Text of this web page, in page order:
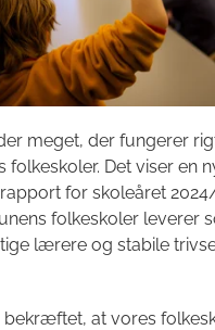
meget, der fungerer
Det viser en
for skoleåret
folkeskoler leverer
lærere og stabile
bekræftet, at vores